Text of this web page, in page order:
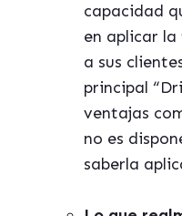
capacidad
en aplicar
a sus
principal
ventajas
no es
saberla